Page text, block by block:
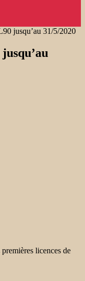
jusqu’au 31/5/2020
licences de